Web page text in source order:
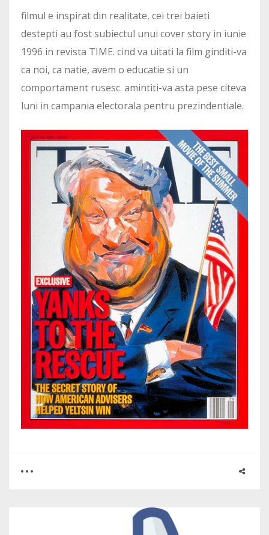
filmul e inspirat din realitate, cei trei baieti
destepti au fost subiectul unui cover story in iunie
1996 in revista TIME. cind va uitati la film ginditi-va
ca noi, ca natie, avem o educatie si un
comportament rusesc. amintiti-va asta pese citeva
luni in campania electorala pentru prezindentiale.